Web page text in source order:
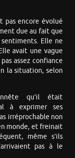
pas encore évolué
due au fait que
sentiments. Elle ne
avait une vague
assez confiance
la situation, selon
qu’il était
à exprimer ses
irréprochable non
monde, et freinait
même s’ils
pas à le